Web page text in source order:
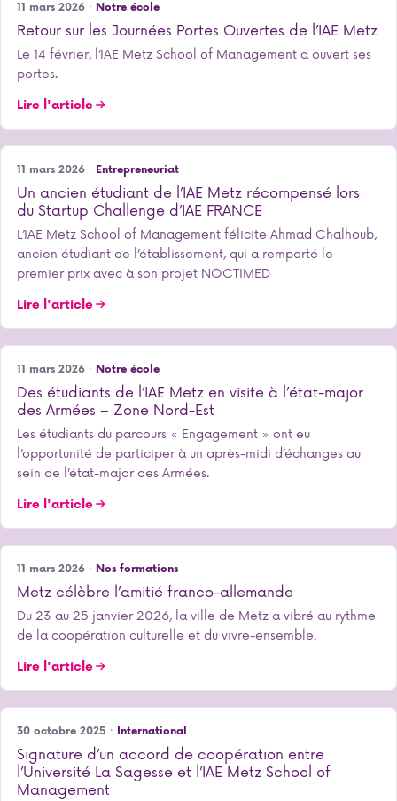
11 mars 2026 · Notre école
Retour sur les Journées Portes Ouvertes de l’IAE Metz
Le 14 février, l’IAE Metz School of Management a ouvert ses
portes.
Lire l'article
11 mars 2026 · Entrepreneuriat
Un ancien étudiant de l’IAE Metz récompensé lors
du Startup Challenge d’IAE FRANCE
L’IAE Metz School of Management félicite Ahmad Chalhoub,
ancien étudiant de l’établissement, qui a remporté le
premier prix avec à son projet NOCTIMED
Lire l'article
11 mars 2026 · Notre école
Des étudiants de l’IAE Metz en visite à l’état-major
des Armées – Zone Nord-Est
Les étudiants du parcours « Engagement » ont eu
l’opportunité de participer à un après-midi d’échanges au
sein de l’état-major des Armées.
Lire l'article
11 mars 2026 · Nos formations
Metz célèbre l’amitié franco-allemande
Du 23 au 25 janvier 2026, la ville de Metz a vibré au rythme
de la coopération culturelle et du vivre-ensemble.
Lire l'article
30 octobre 2025 · International
Signature d’un accord de coopération entre
l’Université La Sagesse et l’IAE Metz School of
Management